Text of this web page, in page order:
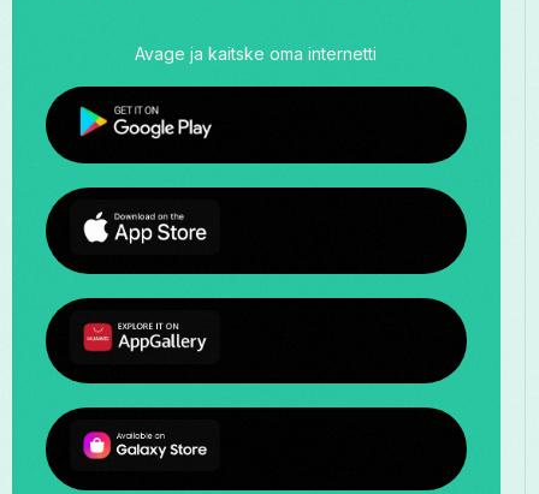
Avage ja kaitske oma internetti